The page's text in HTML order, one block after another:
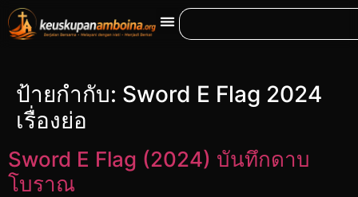
ป้ายกำกับ: Sword E Flag 2024
เรื่องย่อ
Sword E Flag (2024) บันทึกดาบ
โบราณ